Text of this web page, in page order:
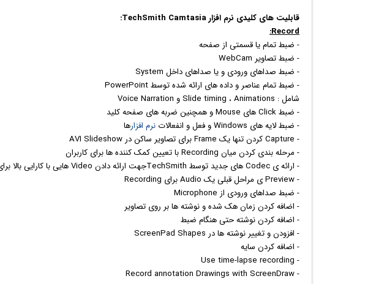
قابلیت های كلیدی نرم افزار TechSmith Camtasia:
Record:
- ضبط تمام یا قسمتی از صفحه
- ضبط تصاویر WebCam
- ضبط صداهای ورودی و یا صداهای داخل System
- ضبط تمام عناصر و داده های ارائه شده توسط PowerPoint
شامل : Slide timing ، Animations و Voice Narration
- ضبط Click های Mouse و همچنین ضربه های صفحه کلید
- ضبط لایه های Windows و فعل و انفعالات
نرم افزارها
- Capture کردن تنها یک Frame برای تصاویر ساکن در AVI Slideshow
- مرحله بندی کردن میان Recording با تعیین کمک کننده ها برای کاربران
- ارائه ی Codec های جدید توسط TechSmithجهت ارائه دادن Video هایی با کارایی بالا برای سریه و ساده بودن Recording
- Preview ی مراحل قبلی یک Audio برای Recording
- ضبط صداهای ورودی از Microphone
- اضافه کردن زمان هک شده و نوشته ها بر روی تصاویر
- اضافه کردن نوشته حتی هنگام ضبط
- افزودن و تغییر نوشته ها در ScreenPad Shapes
- اضافه کردن سایه
- Use time-lapse recording
- Record annotation Drawings with ScreenDraw